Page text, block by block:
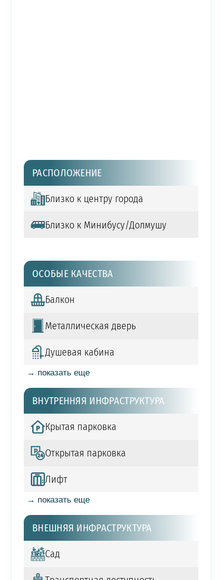
РАСПОЛОЖЕНИЕ
Близко к центру города
Близко к Минибусу/Долмушу
ОСОБЫЕ КАЧЕСТВА
Балкон
Металлическая дверь
Душевая кабина
→ показать еще
ВНУТРЕННЯЯ ИНФРАСТРУКТУРА
Крытая парковка
Открытая парковка
Лифт
→ показать еще
ВНЕШНЯЯ ИНФРАСТРУКТУРА
Сад